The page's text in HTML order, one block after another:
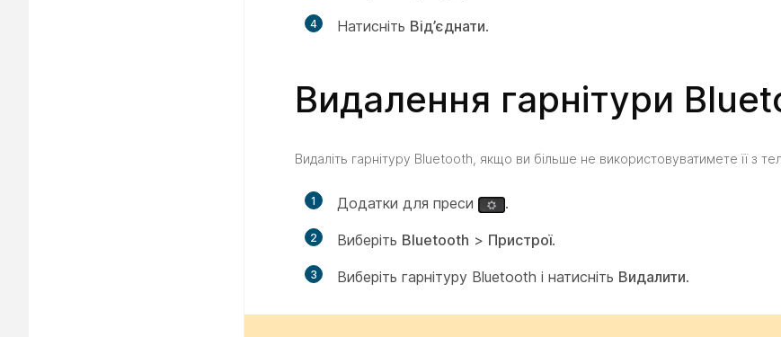
4 Натисніть Від’єднати.
Видалення гарнітури
Видаліть гарнітуру Bluetooth, якщо ви більше не використовуватимете її з
1 Додатки для преси .
2 Виберіть Bluetooth > Пристрої.
3 Виберіть гарнітуру Bluetooth і натисніть Видалити.